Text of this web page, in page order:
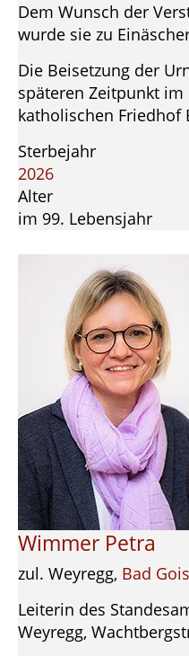
Dem Wunsch der
wurde sie zu
Die Beisetzung der
späteren Zeitpunkt
katholischen Friedhof
Sterbejahr
2026
Alter
im 99. Lebensjahr
Wimmer Petra
zul. Weyregg, Bad
Leiterin des
Weyregg,